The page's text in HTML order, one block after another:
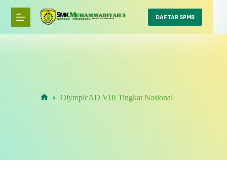
content
DAFTAR SPMB
OlympicAD VIII Tingkat Nasional